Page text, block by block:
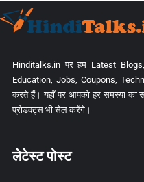
Hinditalks.in पर हम Latest
Education, Jobs, Coupons,
करते हैं। यहाँ पर आपको हर समस्या का
प्रोडक्ट्स भी सेल करेंगे।
लेटेस्ट पोस्ट